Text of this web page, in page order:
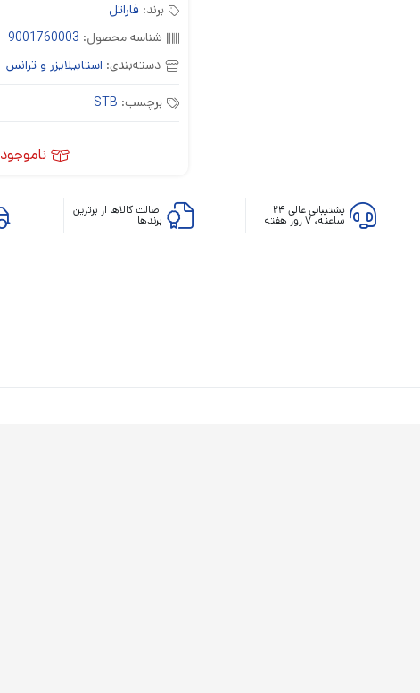
برند: فاراتل
شناسه محصول: 9001760003
دسته‌بندی: استابیلایزر و ترانس
برچسب: STB
ناموجود
پشتیبانی عالی ۲۴
ساعته، ۷ روز هفته
اصالت کالاها از برترین
برندها